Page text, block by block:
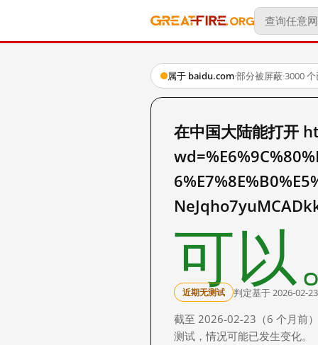
属于 baidu.com·部分被屏蔽·3000
在中国大陆能打开
可以
近期无测试 判定基于 2026-02-
截至 2026-02-23（6 个月前
测试，情况可能已发生变化。